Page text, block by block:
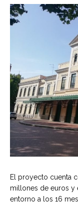
El proyecto cuenta
millones de euros y
entorno a los 16